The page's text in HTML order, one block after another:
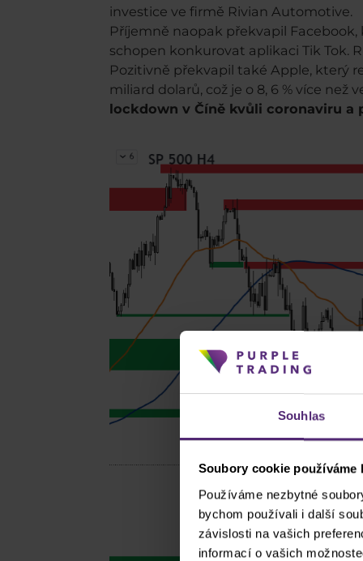
Souhlas
Soubory cookie
Používáme nezbytné
bychom používali i další
závislosti na vašich
informací o vašich
investice ve firmě Rivian Automotive.
Příjemně naopak překvapil
schopen konkurovat aplikaci Tik Tok.
Pozitivně překvapil také Apple, který
miliard dolarů, což je o 8, 6 % více
lockdown v Číně kvůli coronaviru a